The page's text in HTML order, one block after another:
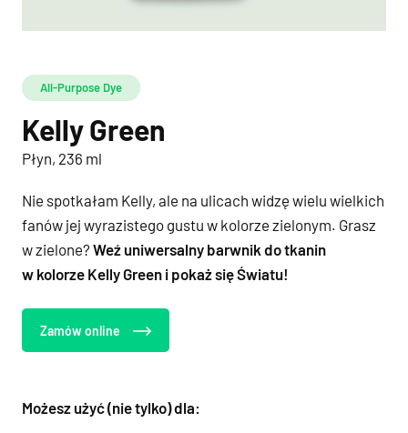
All-Purpose Dye
Kelly Green
Płyn, 236 ml
Nie spotkałam Kelly, ale na ulicach widzę wielu wielkich
fanów jej wyrazistego gustu w kolorze zielonym. Grasz
w zielone? Weź uniwersalny barwnik do tkanin
w kolorze Kelly Green i pokaż się Światu!
Zamów online
Możesz użyć (nie tylko) dla: